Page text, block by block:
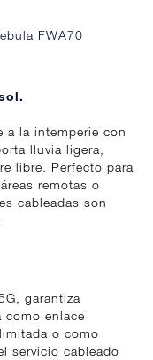
FWA70
a la intemperie con
lluvia ligera,
libre. Perfecto para
remotas o
cableadas son
garantiza
como enlace
o como
servicio cableado